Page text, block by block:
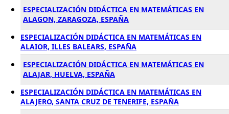
ESPECIALIZACIÓN DIDÁCTICA EN MATEMÁTICAS EN
ALAGON, ZARAGOZA, ESPAÑA
ESPECIALIZACIÓN DIDÁCTICA EN MATEMÁTICAS EN
ALAIOR, ILLES BALEARS, ESPAÑA
ESPECIALIZACIÓN DIDÁCTICA EN MATEMÁTICAS EN
ALAJAR, HUELVA, ESPAÑA
ESPECIALIZACIÓN DIDÁCTICA EN MATEMÁTICAS EN
ALAJERO, SANTA CRUZ DE TENERIFE, ESPAÑA